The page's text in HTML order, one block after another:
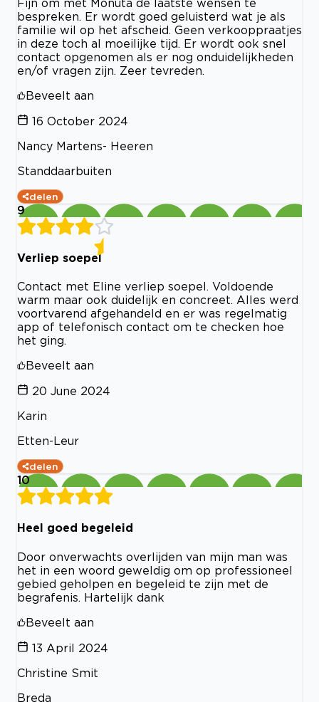
Fijn om met Monuta de laatste wensen te
bespreken. Er wordt goed geluisterd wat je als
familie wil op het afscheid. Geen verkooppraatjes
in deze toch al moeilijke tijd. Er wordt ook snel
contact opgenomen als er nog onduidelijkheden
en/of vragen zijn. Zeer tevreden.
Beveelt aan
16 October 2024
Nancy Martens- Heeren
Standdaarbuiten
delen
9
Verliep soepel
Contact met Eline verliep soepel. Voldoende
warm maar ook duidelijk en concreet. Alles werd
voortvarend afgehandeld en er was regelmatig
app of telefonisch contact om te checken hoe
het ging.
Beveelt aan
20 June 2024
Karin
Etten-Leur
delen
10
Heel goed begeleid
Door onverwachts overlijden van mijn man was
het in een woord geweldig om op professioneel
gebied geholpen en begeleid te zijn met de
begrafenis. Hartelijk dank
Beveelt aan
13 April 2024
Christine Smit
Breda